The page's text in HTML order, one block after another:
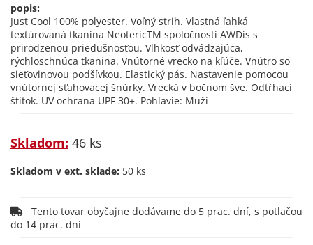
popis:
Just Cool 100% polyester. Voľný strih. Vlastná ľahká
textúrovaná tkanina NeotericTM spoločnosti AWDis s
prirodzenou priedušnosťou. Vlhkosť odvádzajúca,
rýchloschnúca tkanina. Vnútorné vrecko na kľúče. Vnútro so
sieťovinovou podšívkou. Elastický pás. Nastavenie pomocou
vnútornej sťahovacej šnúrky. Vrecká v bočnom šve. Odtŕhací
štítok. UV ochrana UPF 30+. Pohlavie: Muži
Skladom: 46 ks
Skladom v ext. sklade: 50 ks
do 14 prac. dní